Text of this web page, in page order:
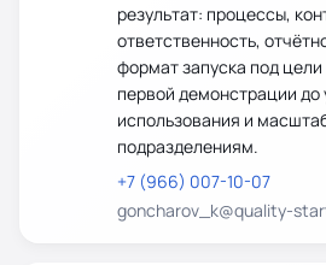
результат: процессы,
ответственность,
формат запуска под
первой демонстрации до
использования и
подразделениям.
+7 (966) 007-10-07
goncharov_k@quality-